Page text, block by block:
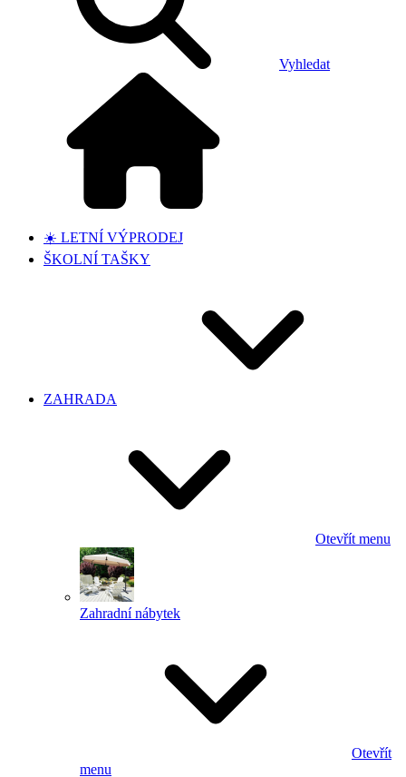
Vyhledat
☀️ LETNÍ VÝPRODEJ
ŠKOLNÍ TAŠKY
ZAHRADA
Otevřít menu
Zahradní nábytek
Otevřít
menu